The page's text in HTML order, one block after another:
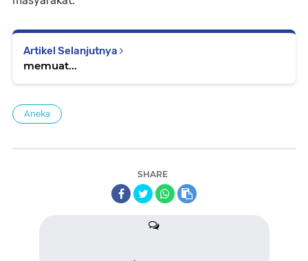
Artikel Selanjutnya
memuat...
Aneka
SHARE